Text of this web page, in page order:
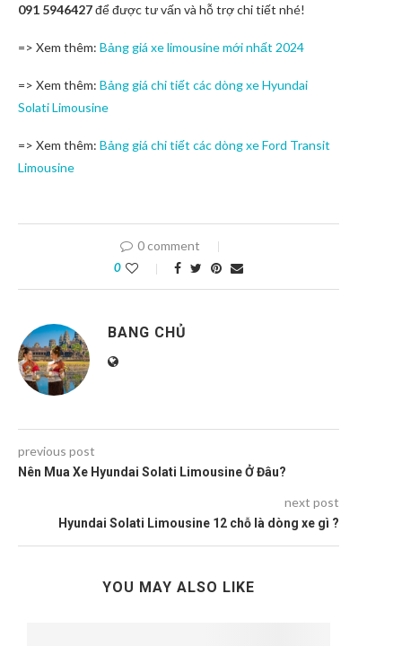
091 5946427để được tư vấn và hỗ trợ chi tiết nhé!
=> Xem thêm: Bảng giá xe limousine mới nhất 2024
=> Xem thêm: Bảng giá chi tiết các dòng xe Hyundai
Solati Limousine
=> Xem thêm: Bảng giá chi tiết các dòng xe Ford Transit
Limousine
0 comment
0
BANG CHỦ
previous post
Nên Mua Xe Hyundai Solati Limousine Ở Đâu?
next post
Hyundai Solati Limousine 12 chỗ là dòng xe gì ?
YOU MAY ALSO LIKE